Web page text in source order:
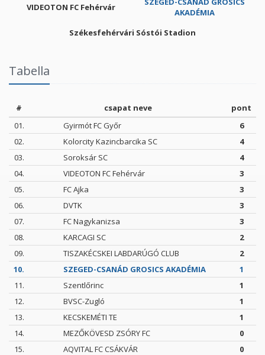
VIDEOTON FC Fehérvár
AKADÉMIA
Székesfehérvári Sóstói Stadion
Tabella
# csapat neve
pont
01.
Gyirmót FC Győr
6
02.
Kolorcity Kazincbarcika SC
4
03.
Soroksár SC
4
04.
VIDEOTON FC Fehérvár
3
05.
FC Ajka
3
06.
DVTK
3
07.
FC Nagykanizsa
3
08.
KARCAGI SC
2
09.
TISZAKÉCSKEI LABDARÚGÓ CLUB
2
10.
SZEGED-CSANÁD GROSICS AKADÉMIA
1
11.
Szentlőrinc
1
12.
BVSC-Zugló
1
13.
KECSKEMÉTI TE
1
14.
MEZŐKÖVESD ZSÓRY FC
0
15.
AQVITAL FC CSÁKVÁR
0